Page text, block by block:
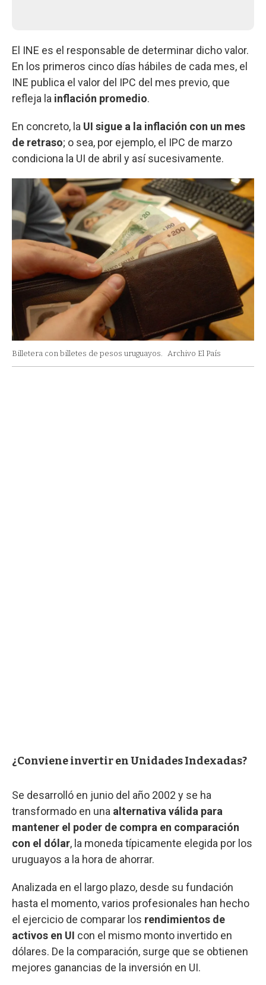
El INE es el responsable de determinar dicho valor.
En los primeros cinco días hábiles de cada mes, el
INE publica el valor del IPC del mes previo, que
refleja la inflación promedio.
En concreto, la UI sigue a la inflación con un mes
de retraso; o sea, por ejemplo, el IPC de marzo
condiciona la UI de abril y así sucesivamente.
Billetera con billetes de pesos uruguayos. Archivo El País
¿Conviene invertir en Unidades Indexadas?
Se desarrolló en junio del año 2002 y se ha
transformado en una alternativa válida para
mantener el poder de compra en comparación
con el dólar, la moneda típicamente elegida por los
uruguayos a la hora de ahorrar.
Analizada en el largo plazo, desde su fundación
hasta el momento, varios profesionales han hecho
el ejercicio de comparar los rendimientos de
activos en UI con el mismo monto invertido en
dólares. De la comparación, surge que se obtienen
mejores ganancias de la inversión en UI.